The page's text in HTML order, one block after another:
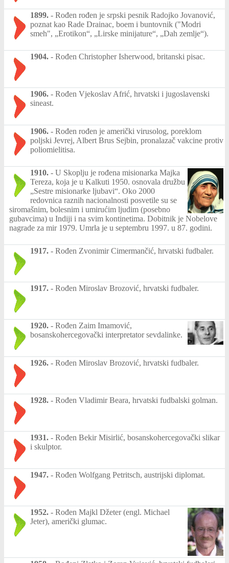
1899. - Rođen rođen je srpski pesnik Radojko Jovanović,
poznat kao Rade Drainac, boem i buntovnik ("Modri
smeh", „Erotikon“, „Lirske minijature“, „Dah zemlje“).
1904. - Rođen Christopher Isherwood, britanski pisac.
1906. - Rođen Vjekoslav Afrić, hrvatski i jugoslavenski
sineast.
1906. - Rođen rođen je američki virusolog, poreklom
poljski Jevrej, Albert Brus Sejbin, pronalazač vakcine protiv
poliomielitisa.
1910. - U Skoplju je rođena misionarka Majka
Tereza, koja je u Kalkuti 1950. osnovala družbu
„Sestre misionarke ljubavi“. Oko 2000
redovnica raznih nacionalnosti posvetile su se
siromašnim, bolesnim i umirućim ljudim (posebno
gubavcima) u Indiji i na svim kontinetima. Dobitnik je Nobelove
nagrade za mir 1979. Umrla je u septembru 1997. u 87. godini.
1917. - Rođen Zvonimir Cimermančić, hrvatski fudbaler.
1917. - Rođen Miroslav Brozović, hrvatski fudbaler.
1920. - Rođen Zaim Imamović,
bosanskohercegovački interpretator sevdalinke.
1926. - Rođen Miroslav Brozović, hrvatski fudbaler.
1928. - Rođen Vladimir Beara, hrvatski fudbalski golman.
1931. - Rođen Bekir Misirlić, bosanskohercegovački slikar
i skulptor.
1947. - Rođen Wolfgang Petritsch, austrijski diplomat.
1952. - Rođen Majkl Džeter (engl. Michael
Jeter), američki glumac.